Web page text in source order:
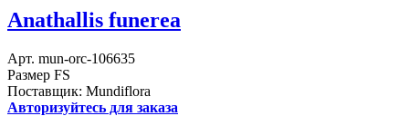
Anathallis funerea
Арт. mun-orc-106635
Размер FS
Поставщик: Mundiflora
Авторизуйтесь для заказа